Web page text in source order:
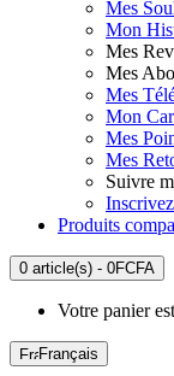
Mes
Mon
Mes
Mes
Mes
Mon
Mes
Mes
Suivre
Produits
0 article(s) - 0FCFA
Votre panier
Français